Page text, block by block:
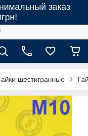
заказ
шестигранные